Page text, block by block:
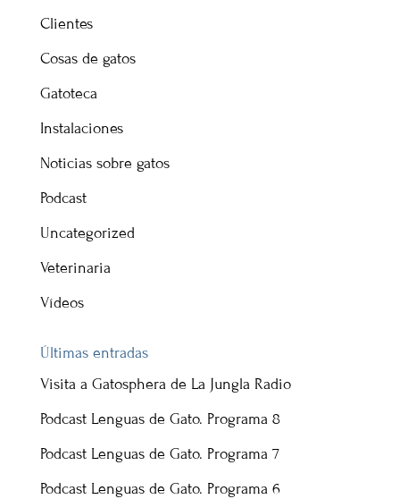
Clientes
Cosas de gatos
Gatoteca
Instalaciones
Noticias sobre gatos
Podcast
Uncategorized
Veterinaria
Vídeos
Últimas entradas
Visita a Gatosphera de La Jungla Radio
Podcast Lenguas de Gato. Programa 8
Podcast Lenguas de Gato. Programa 7
Podcast Lenguas de Gato. Programa 6